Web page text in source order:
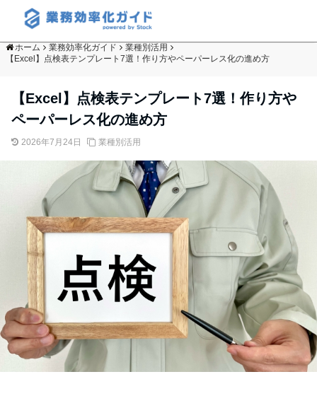
ホーム 業務効率化ガイド
業種別活用
【Excel】点検表テンプレート7選！作り方やペーパーレス化の進め方
【Excel】点検表テンプレート7選！作り方や
ペーパーレス化の進め方
2026年7月24日 業種別活用